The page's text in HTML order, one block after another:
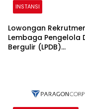
INSTANSI
Lowongan
Lembaga Pengelola
Bergulir (LPDB)